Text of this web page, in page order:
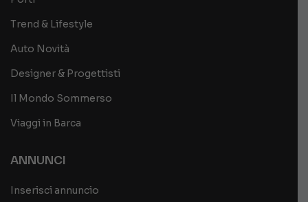
Trend & Lifestyle
Auto Novità
Designer & Progettisti
Il Mondo Sommerso
Viaggi in Barca
ANNUNCI
Inserisci annuncio